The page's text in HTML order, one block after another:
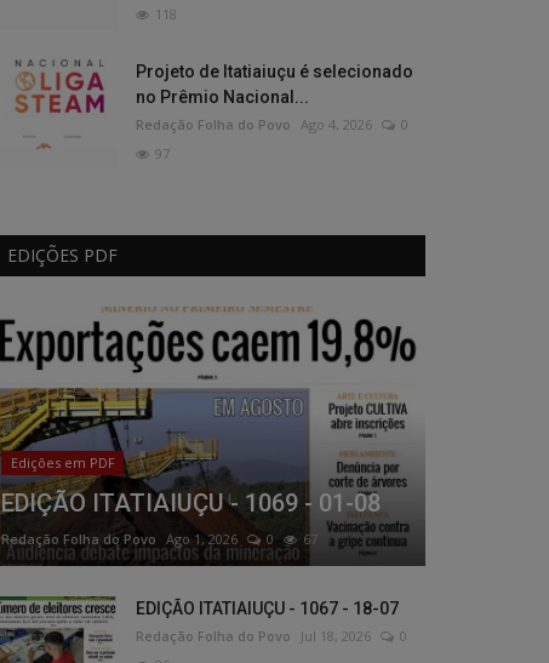
118
Projeto de Itatiaiuçu é selecionado
no Prêmio Nacional...
Redação Folha do Povo Ago 4, 2026
0
97
EDIÇÕES PDF
Edições em PDF
EDIÇÃO ITATIAIUÇU - 1069 - 01-08
Redação Folha do Povo Ago 1, 2026 0 67
EDIÇÃO ITATIAIUÇU - 1067 - 18-07
Redação Folha do Povo Jul 18, 2026
0